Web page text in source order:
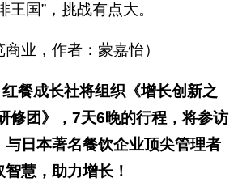
王国”，挑战有点大。
业， 作者： 蒙嘉怡）
餐成长社将组织《增长创新之
修团》，7天6晚的行程，将参访
日本著名餐饮企业顶尖管理者
慧，助力增长！